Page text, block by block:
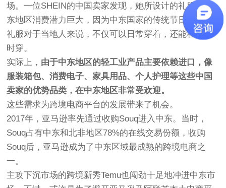
场。一位SHEIN的中国卖家发现，她所设计的礼服在中
东地区消费潜力巨大，因为中东国家的传统节日很多，
礼服对于当地人来说，不仅可以日常穿着，还能在节日
时穿。
实际上， 由于中东地区的轻工业产品主要依赖进口，像
服装箱包、消费电子、家具用品、个人护理等这些中国
卖家的优势品类，在中东地区非常受欢迎。
这些需求为跨境电商平台的发展带来了机会。
2017年，亚马逊率先通过收购Souq进入中东。当时，
Souq占有中东和北非地区78%的在线交易份额，收购
Souq后，亚马逊成为了中东区域最成熟的跨境电商之
一。
主攻下沉市场的跨境新秀Temu也闯劲十足地冲进中东市